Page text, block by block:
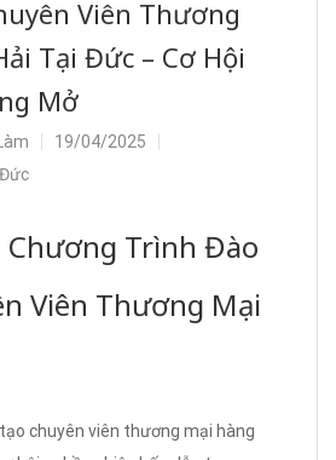
Viên Thương
Tại Đức – Cơ Hội
Mở
19/04/2025
Chương Trình Đào
Viên Thương Mại
chuyên viên thương mại hàng